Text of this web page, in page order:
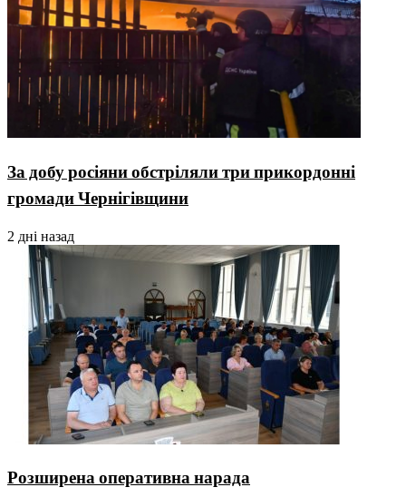
За добу росіяни обстріляли три прикордонні
громади Чернігівщини
2 дні назад
Розширена оперативна нарада